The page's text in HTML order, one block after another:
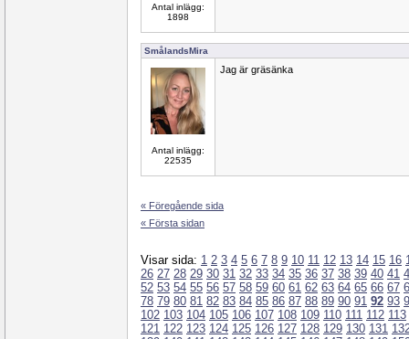
Antal inlägg:
1898
SmålandsMira
Antal inlägg:
22535
Jag är gräsänka
« Föregående sida
« Första sidan
Visar sida: 1 2 3 4 5 6 7 8 9 10 11 12 13 14 15 16
26 27 28 29 30 31 32 33 34 35 36 37 38 39 40 41
52 53 54 55 56 57 58 59 60 61 62 63 64 65 66 67
78 79 80 81 82 83 84 85 86 87 88 89 90 91 92 93
102 103 104 105 106 107 108 109 110 111 112 113
121 122 123 124 125 126 127 128 129 130 131